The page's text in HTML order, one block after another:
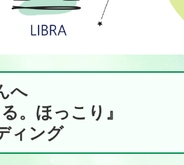
へ
。ほっこり』
ィング